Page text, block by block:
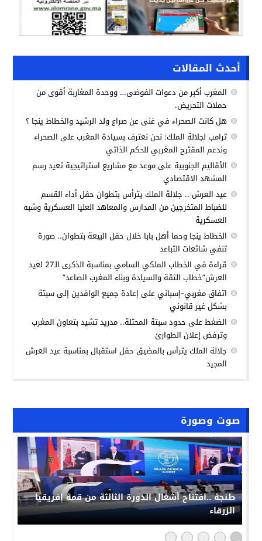
صوت وصورة
طنجة ..افتتاح أشغال الدورة الثالثة من قمة إفريقيا
الزرقاء
أحدث المقالات
المغرب أكبر من دعوات الفوضى… ووحدة المغاربة أقوى من
حملات التحريض.
هل كانت الصحراء في غنى عن صراع ولد الرشيد والخطاط ينجا ؟
ترامب لجلالة الملك: نحن نعترف بسيادة المغرب على الصحراء
وندعم المقترح المغربي للحكم الذاتي
الأقاليم الجنوبية على موعد مع مشاريع استراتيجية تعيد رسم
المشهد الاقتصادي
عيد العرش .. جلالة الملك يترأس بتطوان حفل أداء القسم
للضباط المتخرجين من المدارس والمعاهد العليا العسكرية وشبه
العسكرية
الخطاط ينجا وحما أهل بابا خلال حفل البيعة بتطوان.. صورة
تنفي شائعات التباعد
قراءة في الخطاب الملكي السامي بمناسبة الذكرى الـ27 لعيد
العرش”خطاب الثقة والسيادة وبناء المغرب الصاعد”
اتفاق مغربي-إسباني على إعادة جميع الوافدين إلى سبتة
بشكل غير قانوني
الضغط على حدود سبتة المحتلة.. مدريد تشيد بتعاون المغرب
وترفض إعلان الطوارئ
جلالة الملك يترأس بالمضيق حفل استقبال بمناسبة عيد العرش
المجيد